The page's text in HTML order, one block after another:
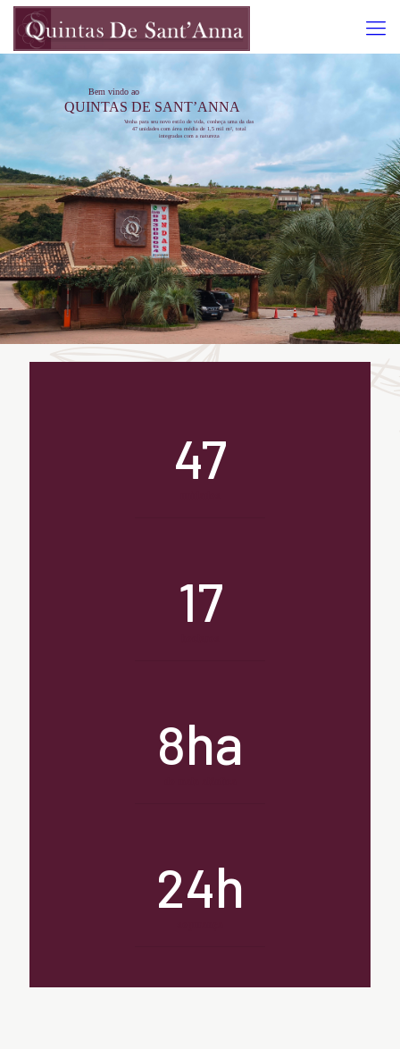
Bem vindo ao
QUINTAS DE SANT’ANNA
Venha para seu novo estilo de vida, conheça uma da das
47 unidades com área média de 1,5 mil m², total
integradas com a natureza
47
17
8ha
24h